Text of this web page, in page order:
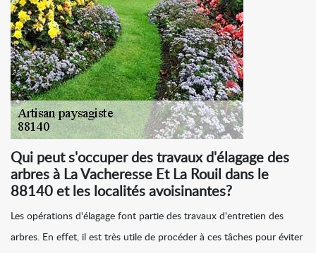
Qui peut s'occuper des travaux d'élagage des
arbres à La Vacheresse Et La Rouil dans le
88140 et les localités avoisinantes?
Les opérations d'élagage font partie des travaux d'entretien des
arbres. En effet, il est très utile de procéder à ces tâches pour éviter